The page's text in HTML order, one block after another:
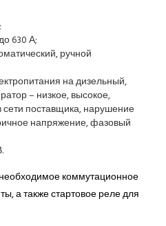
630 А;
ручной
на дизельный,
– низкое, высокое,
поставщика, нарушение
напряжение, фазовый
коммутационное
а также стартовое реле для